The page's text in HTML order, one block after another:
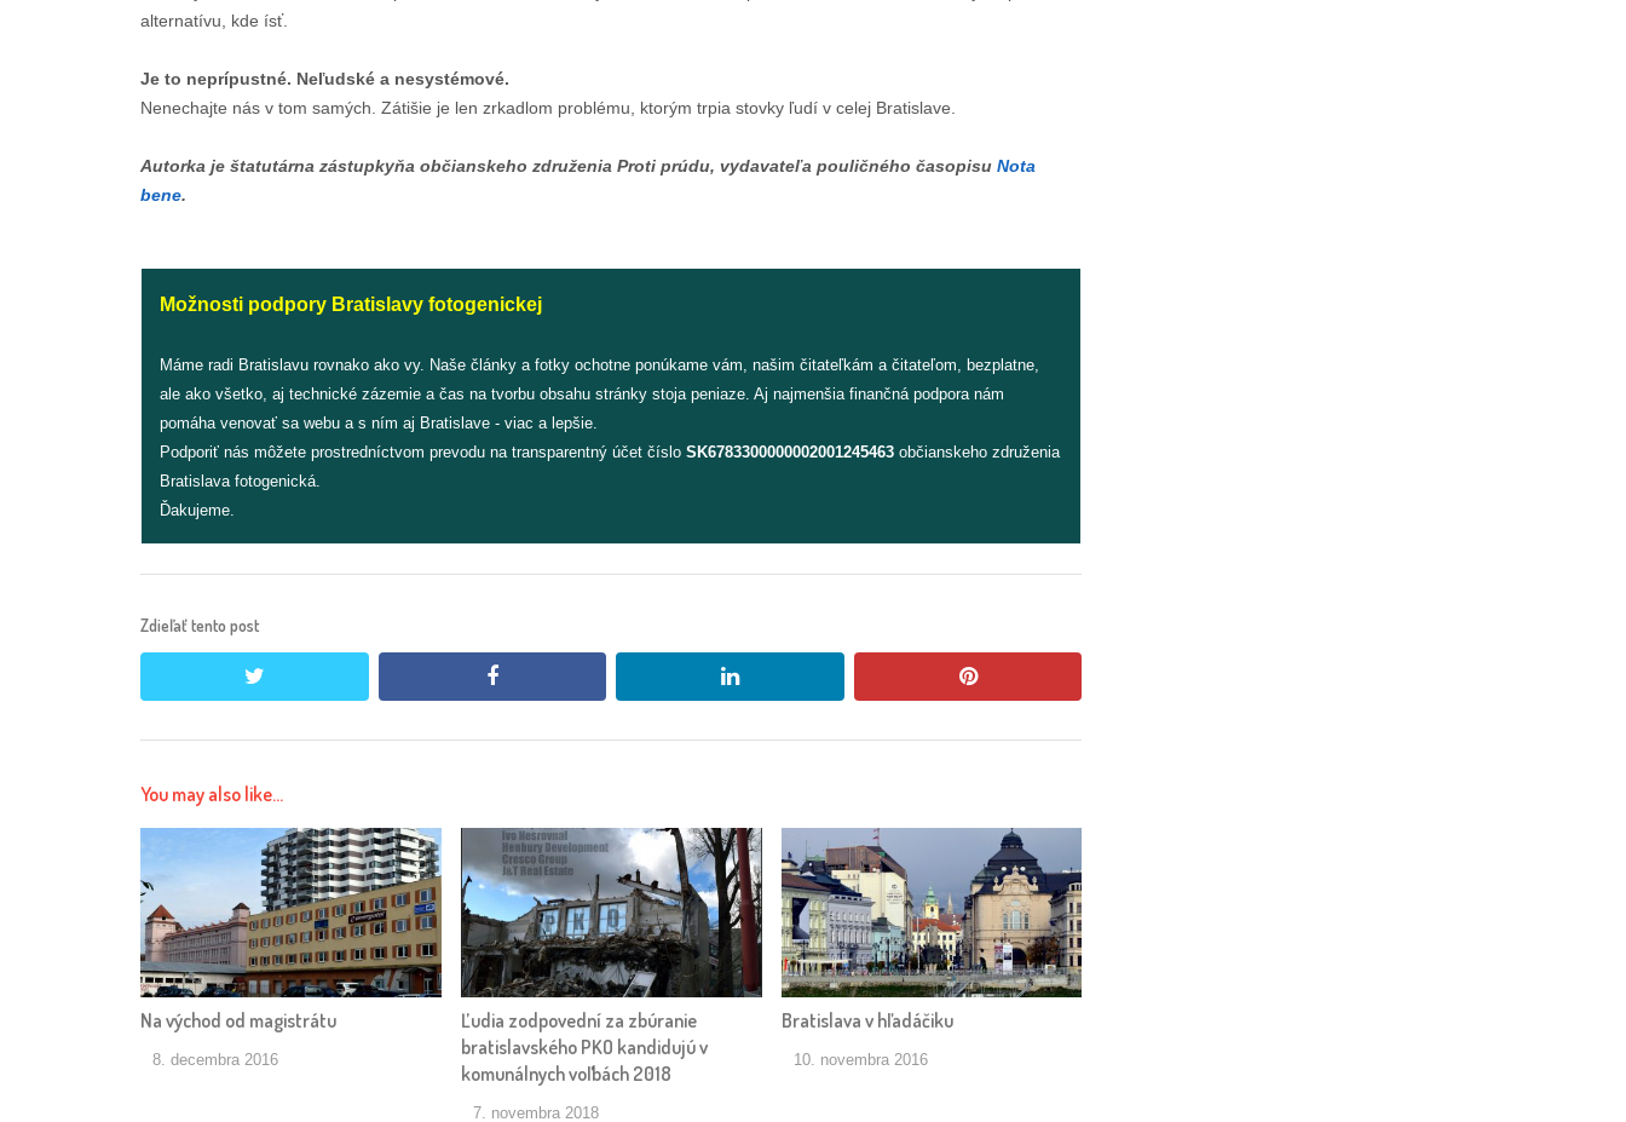
alternatívu, kde ísť.
Je to neprípustné. Neľudské a nesystémové.
Nenechajte nás v tom samých. Zátišie je len zrkadlom problému, ktorým trpia stovky ľudí v celej Bratislave.
Autorka je štatutárna zástupkyňa občianskeho združenia Proti prúdu, vydavateľa pouličného časopisu Nota
bene.
Možnosti podpory Bratislavy fotogenickej
Máme radi Bratislavu rovnako ako vy. Naše články a fotky ochotne ponúkame vám, našim čitateľkám a čitateľom, bezplatne,
ale ako všetko, aj technické zázemie a čas na tvorbu obsahu stránky stoja peniaze. Aj najmenšia finančná podpora nám
pomáha venovať sa webu a s ním aj Bratislave - viac a lepšie.
Podporiť nás môžete prostredníctvom prevodu na transparentný účet číslo SK6783300000002001245463 občianskeho združenia
Bratislava fotogenická.
Ďakujeme.
Zdieľať tento post
twitter facebook linkedin pinterest
You may also like...
Na východ od magistrátu
8. decembra 2016
Ľudia zodpovední za zbúranie
bratislavského PKO kandidujú v
komunálnych voľbách 2018
7. novembra 2018
Bratislava v hľadáčiku
10. novembra 2016